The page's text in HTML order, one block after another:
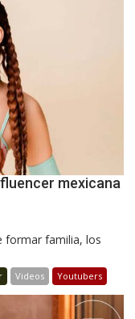
mexicana
formar familia, los
Videos Youtubers